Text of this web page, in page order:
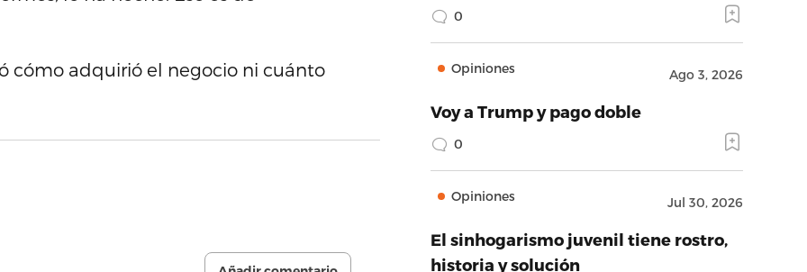
cómo adquirió el negocio ni cuánto
0
Opiniones Ago 3, 2026
Voy a Trump y pago doble
0
Opiniones Jul 30, 2026
El sinhogarismo juvenil tiene rostro,
historia y solución